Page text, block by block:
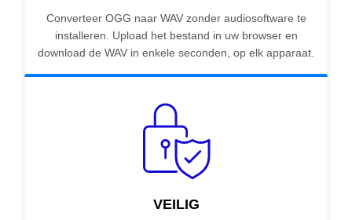
Converteer OGG naar WAV zonder audiosoftware te
installeren. Upload het bestand in uw browser en
download de WAV in enkele seconden, op elk apparaat.
VEILIG